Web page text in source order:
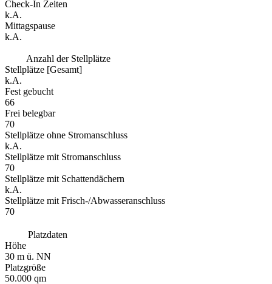
Check-In Zeiten
k.A.
Mittagspause
k.A.
Anzahl der Stellplätze
Stellplätze [Gesamt]
k.A.
Fest gebucht
66
Frei belegbar
70
Stellplätze ohne Stromanschluss
k.A.
Stellplätze mit Stromanschluss
70
Stellplätze mit Schattendächern
k.A.
Stellplätze mit Frisch-/Abwasseranschluss
70
Platzdaten
Höhe
30 m ü. NN
Platzgröße
50.000 qm